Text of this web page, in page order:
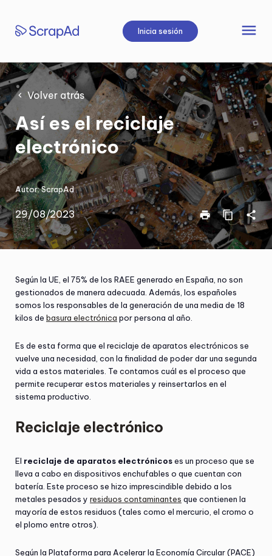
contenido
Inicia sesión menu
Volver atrás
Así es el reciclaje
electrónico
Autor:ScrapAd
29/08/2023 print content_copy share
Según la UE, el 75% de los RAEE generado en España, no son
gestionados de manera adecuada. Además, los españoles
somos los responsables de la generación de una media de 18
kilos de basura electrónica por persona al año.
Es de esta forma que el reciclaje de aparatos electrónicos se
vuelve una necesidad, con la finalidad de poder dar una segunda
vida a estos materiales. Te contamos cuál es el proceso que
permite recuperar estos materiales y reinsertarlos en el
sistema productivo.
Reciclaje electrónico
El reciclaje de aparatos electrónicoses un proceso que se
lleva a cabo en dispositivos enchufables o que cuentan con
batería. Este proceso se hizo imprescindible debido a los
metales pesados y residuos contaminantes que contienen la
mayoría de estos residuos (tales como el mercurio, el cromo o
el plomo entre otros).
Según la Plataforma para Acelerar la Economía Circular (PACE)